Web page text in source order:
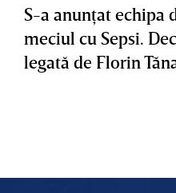
S-a anunţat echipa
meciul cu Sepsi.
legată de Florin